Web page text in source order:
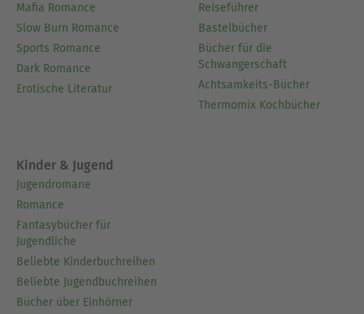
Mafia Romance
Slow Burn Romance
Sports Romance
Dark Romance
Erotische Literatur
Reiseführer
Bastelbücher
Bücher für die
Schwangerschaft
Achtsamkeits-Bücher
Thermomix Kochbücher
Kinder & Jugend
Jugendromane
Romance
Fantasybücher für
Jugendliche
Beliebte Kinderbuchreihen
Beliebte Jugendbuchreihen
Bücher über Einhörner